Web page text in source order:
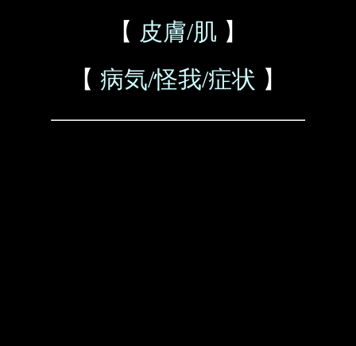
【 皮膚/肌 】
【 病気/怪我/症状 】